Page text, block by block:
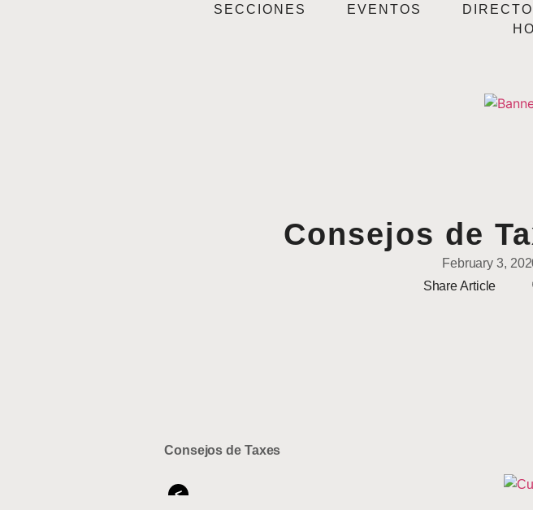
SECCIONES EVENTOS
Consejos de
February 3,
Share Article
Consejos de Taxes
<